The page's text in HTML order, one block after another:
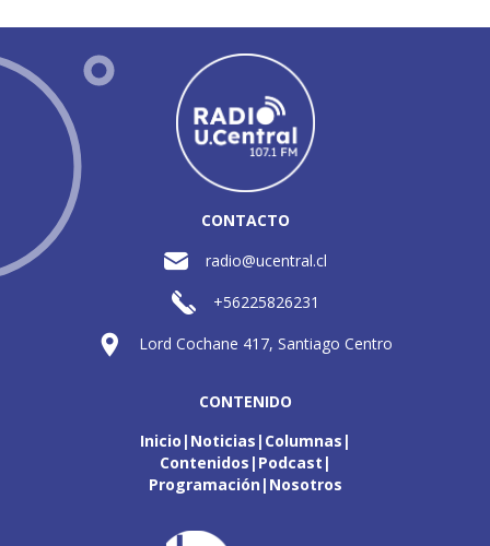
CONTACTO
radio@ucentral.cl
+56225826231
Lord Cochane 417, Santiago Centro
CONTENIDO
Inicio Noticias Columnas
Contenidos Podcast
Programación Nosotros